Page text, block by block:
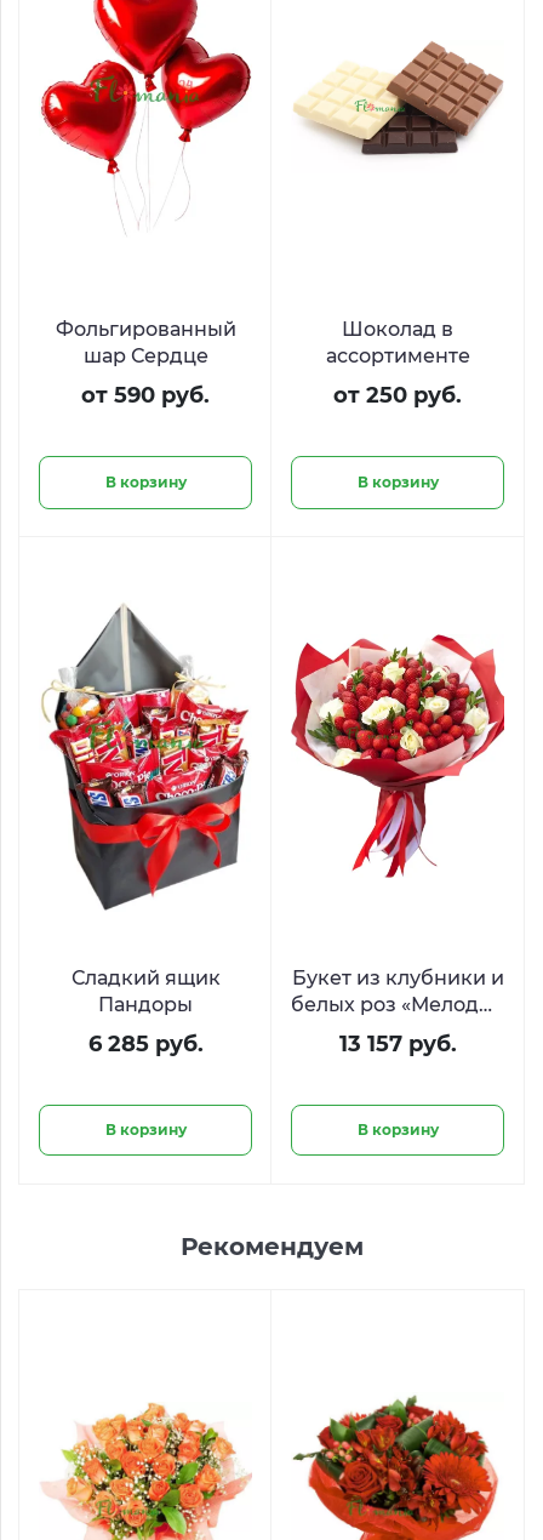
Фольгированный
шар Сердце
от 590 руб.
В корзину
Шоколад в
ассортименте
от 250 руб.
В корзину
Сладкий ящик
Пандоры
6 285 руб.
В корзину
Букет из клубники и
белых роз «Мелодия
вкуса»
13 157 руб.
В корзину
Рекомендуем